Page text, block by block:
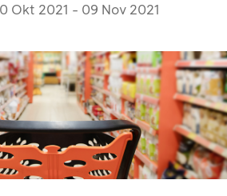
Okt 2021 - 09 Nov 2021